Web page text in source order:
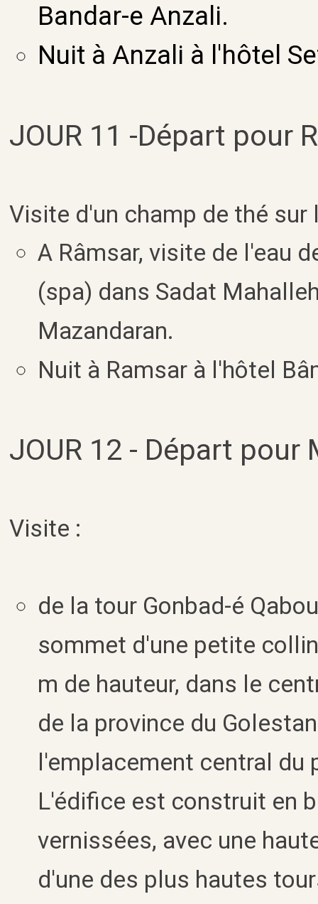
Bandar-e Anzali.
Nuit à Anzali à l'hôtel
JOUR 11 -Départ pour
Visite d'un champ de thé sur
A Râmsar, visite de l'eau
(spa) dans Sadat
Mazandaran.
Nuit à Ramsar à l'hôtel
JOUR 12 - Départ pour
Visite :
de la tour Gonbad-é
sommet d'une petite
m de hauteur, dans le
de la province du
l'emplacement central du
L'édifice est construit en
vernissées, avec une
d'une des plus hautes